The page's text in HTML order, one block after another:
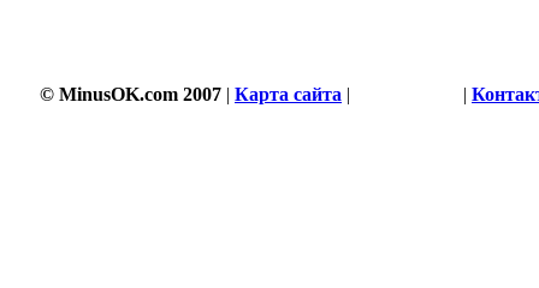
© MinusOK.com 2007 | Карта сайта | |